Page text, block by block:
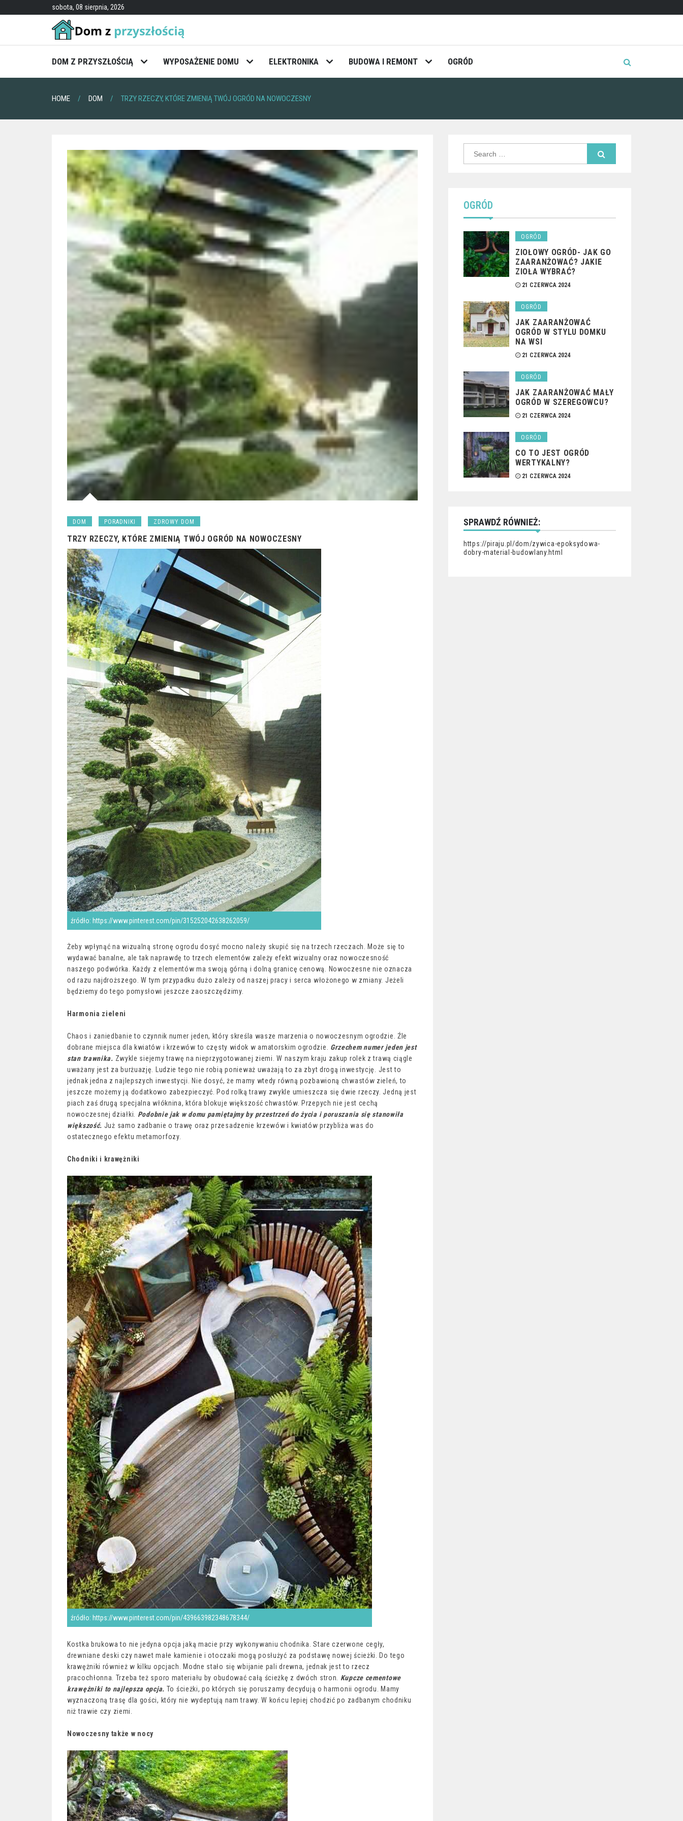
sobota, 08 sierpnia, 2026
DOM Z PRZYSZŁOŚCIĄ WYPOSAŻENIE DOMU ELEKTRONIKA BUDOWA I REMONT OGRÓD
HOME DOM TRZY RZECZY, KTÓRE ZMIENIĄ TWÓJ OGRÓD NA NOWOCZESNY
DOM PORADNIKI ZDROWY DOM
TRZY RZECZY, KTÓRE ZMIENIĄ TWÓJ OGRÓD NA NOWOCZESNY
źródło: https://www.pinterest.com/pin/315252042638262059/
Żeby wpłynąć na wizualną stronę ogrodu dosyć mocno należy skupić się na trzech rzeczach. Może się to
wydawać banalne, ale tak naprawdę to trzech elementów zależy efekt wizualny oraz nowoczesność
naszego podwórka. Każdy z elementów ma swoją górną i dolną granicę cenową. Nowoczesne nie oznacza
od razu najdroższego. W tym przypadku dużo zależy od naszej pracy i serca włożonego w zmiany. Jeżeli
będziemy do tego pomysłowi jeszcze zaoszczędzimy.
Harmonia zieleni
Chaos i zaniedbanie to czynnik numer jeden, który skreśla wasze marzenia o nowoczesnym ogrodzie. Źle
dobrane miejsca dla kwiatów i krzewów to częsty widok w amatorskim ogrodzie. Grzechem numer jeden jest
stan trawnika. Zwykle siejemy trawę na nieprzygotowanej ziemi. W naszym kraju zakup rolek z trawą ciągle
uważany jest za burżuazję. Ludzie tego nie robią ponieważ uważają to za zbyt drogą inwestycję. Jest to
jednak jedna z najlepszych inwestycji. Nie dosyć, że mamy wtedy równą pozbawioną chwastów zieleń, to
jeszcze możemy ją dodatkowo zabezpieczyć. Pod rolką trawy zwykle umieszcza się dwie rzeczy. Jedną jest
piach zaś drugą specjalna włóknina, która blokuje większość chwastów. Przepych nie jest cechą
nowoczesnej działki. Podobnie jak w domu pamiętajmy by przestrzeń do życia i poruszania się stanowiła
większość. Już samo zadbanie o trawę oraz przesadzenie krzewów i kwiatów przybliża was do
ostatecznego efektu metamorfozy.
Chodniki i krawężniki
źródło: https://www.pinterest.com/pin/439663982348678344/
Kostka brukowa to nie jedyna opcja jaką macie przy wykonywaniu chodnika. Stare czerwone cegły,
drewniane deski czy nawet małe kamienie i otoczaki mogą posłużyć za podstawę nowej ścieżki. Do tego
krawężniki również w kilku opcjach. Modne stało się wbijanie pali drewna, jednak jest to rzecz
pracochłonna. Trzeba też sporo materiału by obudować całą ścieżkę z dwóch stron. Kupcze cementowe
krawężniki to najlepsza opcja. To ścieżki, po których się poruszamy decydują o harmonii ogrodu. Mamy
wyznaczoną trasę dla gości, który nie wydeptują nam trawy. W końcu lepiej chodzić po zadbanym chodniku
niż trawie czy ziemi.
Nowoczesny także w nocy
OGRÓD
OGRÓD
ZIOŁOWY OGRÓD- JAK GO
ZAARANŻOWAĆ? JAKIE
ZIOŁA WYBRAĆ?
21 CZERWCA 2024
OGRÓD
JAK ZAARANŻOWAĆ
OGRÓD W STYLU DOMKU
NA WSI
21 CZERWCA 2024
OGRÓD
JAK ZAARANŻOWAĆ MAŁY
OGRÓD W SZEREGOWCU?
21 CZERWCA 2024
OGRÓD
CO TO JEST OGRÓD
WERTYKALNY?
21 CZERWCA 2024
SPRAWDŹ RÓWNIEŻ:
https://piraju.pl/dom/zywica-epoksydowa-
dobry-material-budowlany.html